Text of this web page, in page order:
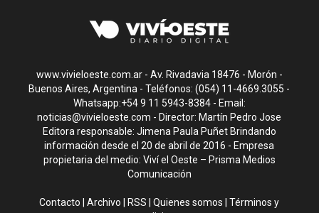
www.vivieloeste.com.ar - Av. Rivadavia 18476 - Morón -
Buenos Aires, Argentina - Teléfonos: (054) 11-4669.3055 -
Whatsapp:+54 9 11 5943-8384 - Email:
noticias@vivieloeste.com - Director: Martín Pedro Jose
Editora responsable: Jimena Paula Puñet Brindando
información desde el 20 de abril de 2016 - Empresa
propietaria del medio: Viví el Oeste – Prisma Medios
Comunicación
Contacto |Archivo RSS |Quienes somos |Términos y